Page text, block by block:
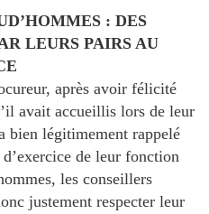
: DES
LEURS PAIRS AU
après avoir félicité
avait accueillis lors de leur
bien légitimement rappelé
de leur fonction
les conseillers
justement respecter leur